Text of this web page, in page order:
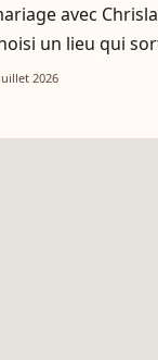
avec
un lieu qui
2026